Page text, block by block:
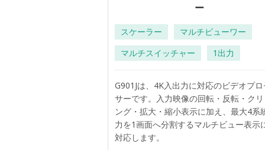
ー
スケーラー
マルチビューワー
マルチスイッチャー
1出力
G901Jは、4K入出力に対応のビデオプロ
サーです。入力映像の回転・反転・ク
ング・拡大・縮小表示に加え、最大4系
力を1画面へ分割するマルチビュー表示
対応します。